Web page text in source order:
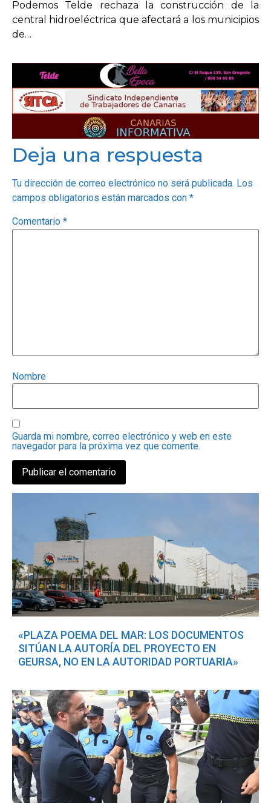
Podemos Telde rechaza la construcción de la
central hidroeléctrica que afectará a los municipios
de…
Deja una respuesta
Tu dirección de correo electrónico no será publicada. Los
campos obligatorios están marcados con *
Comentario *
Nombre
Guarda mi nombre, correo electrónico y web en este
navegador para la próxima vez que comente.
«PLAZA POEMA DEL MAR: LOS DOCUMENTOS
SITÚAN LA AUTORÍA DEL PROYECTO EN
GEURSA, NO EN LA AUTORIDAD PORTUARIA»